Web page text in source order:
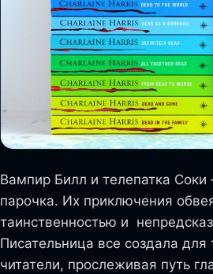
Вампир Билл и телепатка Соки
парочка. Их приключения
таинственностью и
Писательница все создала для
читатели, прослеживая путь